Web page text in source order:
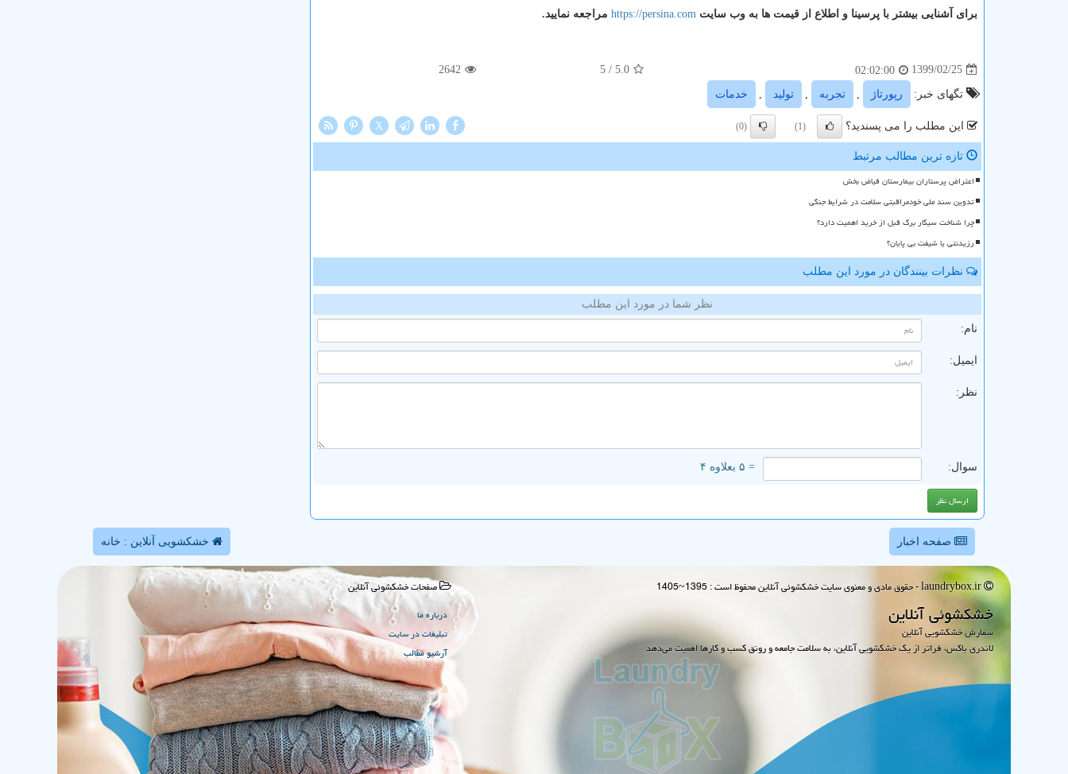
برای آشنایی بیشتر با پرسینا و اطلاع از قیمت ها به وب سایت https://persina.com مراجعه نمایید.
1399/02/25
02:02:00
5.0
/ 5
2642
تگهای خبر: رپورتاژ تجربه تولید خدمات
این مطلب را می پسندید؟ (1)
(0)
X
تازه ترین مطالب مرتبط
اعتراض پرستاران بیمارستان فیاض بخش
تدوین سند ملی خودمراقبتی سلامت در شرایط جنگی
چرا شناخت سیگار برگ قبل از خرید اهمیت دارد؟
رزیدنتی یا شیفت بی پایان؟
نظرات بینندگان در مورد این مطلب
نظر شما در مورد این مطلب
نام:
ایمیل:
نظر:
سوال: = ۵ بعلاوه ۴
صفحه اخبار خشکشویی آنلاین : خانه
laundrybox.ir - حقوق مادی و معنوی سایت خشكشوئی آنلاین محفوظ است : 1395~1405
خشكشوئی آنلاین
سفارش خشکشویی آنلاین
لاندری باکس، فراتر از یک خشکشویی آنلاین، به سلامت جامعه و رونق کسب و کارها اهمیت می‌دهد
صفحات خشكشوئی آنلاین
درباره ما
تبلیغات در سایت
آرشیو مطالب